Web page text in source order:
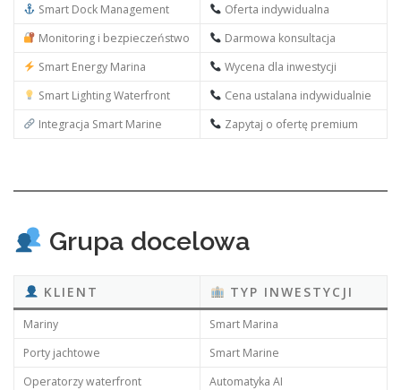
Smart Dock Management
Oferta indywidualna
Monitoring i bezpieczeństwo
Darmowa konsultacja
Smart Energy Marina
Wycena dla inwestycji
Smart Lighting Waterfront
Cena ustalana indywidualnie
Integracja Smart Marine
Zapytaj o ofertę premium
Grupa docelowa
KLIENT TYP INWESTYCJI
Mariny
Smart Marina
Porty jachtowe
Smart Marine
Operatorzy waterfront
Automatyka AI